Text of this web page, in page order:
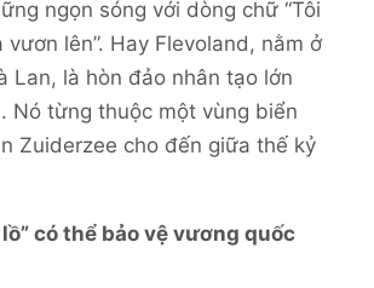
ngọn sóng với dòng chữ “Tôi
vươn lên”. Hay Flevoland, nằm ở
Lan, là hòn đảo nhân tạo lớn
Nó từng thuộc một vùng biển
Zuiderzee cho đến giữa thế kỷ
có thể bảo vệ vương quốc